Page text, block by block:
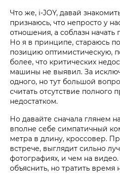
Что же, i‑JOY, давай
признаюсь, что непросто у
отношения, а соблазн
Но я в принципе, стараюсь
позицию оптимистическую,
более, что критических
машины не выявил. За
одного, но тут большой
считать отсутствие полного
недостатком.
Но давайте сначала глянем
вполне себе симпатичный
метра в длину, кроссовер.
встрече, выглядит сильно
фотографиях, и чем на
объяснить, но тратить время